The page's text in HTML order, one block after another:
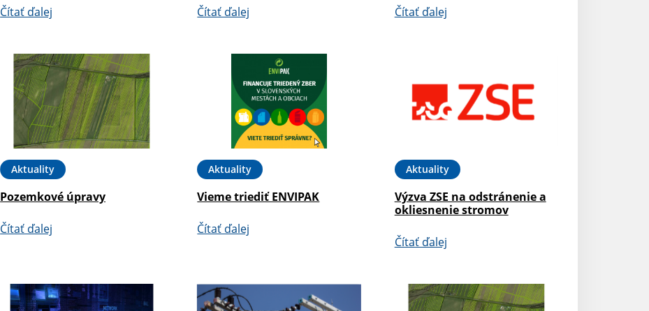
Čítať ďalej Čítať ďalej Čítať ďalej
Aktuality
Pozemkové úpravy
Čítať ďalej
Aktuality
Vieme triediť ENVIPAK
Čítať ďalej
Aktuality
Výzva ZSE na odstránenie a
okliesnenie stromov
Čítať ďalej